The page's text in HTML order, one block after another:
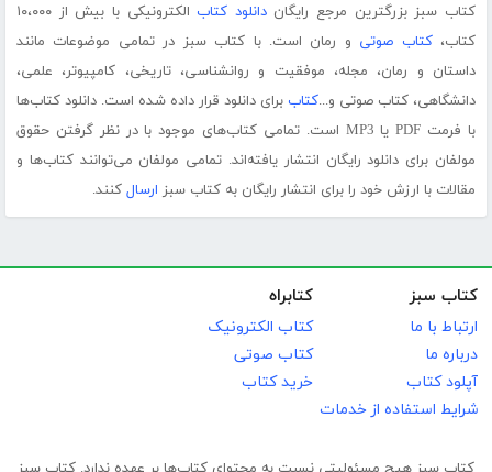
کتاب سبز بزرگترین مرجع رایگاندانلود کتاب
الکترونیکی با بیش از ۱۰،۰۰۰
کتاب،کتاب صوتی و رمان است. با کتاب سبز در تمامی موضوعات مانند
داستان و رمان، مجله، موفقیت و روانشناسی، تاریخی، کامپیوتر، علمی،
دانشگاهی، کتاب صوتی و...کتاب برای دانلود قرار داده شده است. دانلود کتاب‌ها
با فرمت PDF یا MP3 است. تمامی کتاب‌های موجود با در نظر گرفتن حقوق
مولفان برای دانلود رایگان انتشار یافته‌اند. تمامی مولفان می‌توانند کتاب‌ها و
مقالات با ارزش خود را برای انتشار رایگان به کتاب سبز ارسال کنند.
کتاب سبز
ارتباط با ما
درباره ما
آپلود کتاب
شرایط استفاده از خدمات
کتابراه
کتاب الکترونیک
کتاب صوتی
خرید کتاب